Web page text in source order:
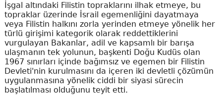
İşgal altındaki Filistin topraklarını ilhak etmeye, bu
topraklar üzerinde İsrail egemenliğini dayatmaya
veya Filistin halkını zorla yerinden etmeye yönelik her
türlü girişimi kategorik olarak reddettiklerini
vurgulayan Bakanlar, adil ve kapsamlı bir barışa
ulaşmanın tek yolunun, başkenti Doğu Kudüs olan
1967 sınırları içinde bağımsız ve egemen bir Filistin
Devleti'nin kurulmasını da içeren iki devletli çözümün
uygulanmasına yönelik ciddi bir siyasi sürecin
başlatılması olduğunu teyit etti.